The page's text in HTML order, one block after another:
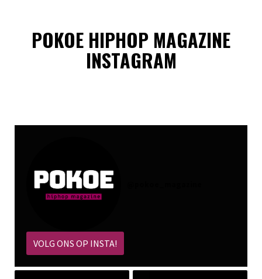
POKOE HIPHOP MAGAZINE
INSTAGRAM
VOLG ONS OP INSTA!